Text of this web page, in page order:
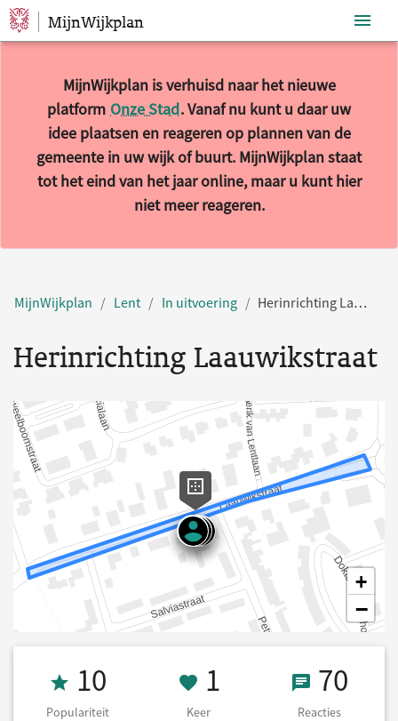
Sla navigatie over
MijnWijkplan
MijnWijkplan is verhuisd naar het nieuwe
platform Onze Stad. Vanaf nu kunt u daar uw
idee plaatsen en reageren op plannen van de
gemeente in uw wijk of buurt. MijnWijkplan staat
tot het eind van het jaar online, maar u kunt hier
niet meer reageren.
MijnWijkplan Lent In uitvoering Herinrichting Laauwikstraat
Herinrichting Laauwikstraat
+
−
Populariteit 10
10
Populariteit
1 Keer
1
Keer
7070
Reacties